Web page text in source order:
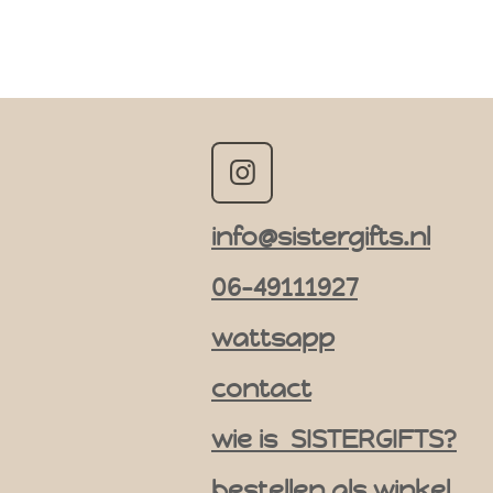
I
s
a
g
a
m
info@sistergifts.nl
06-49111927
wattsapp
contact
wie is SISTERGIFTS?